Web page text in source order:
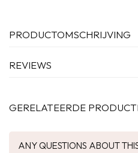
PRODUCTOMSCHRIJVING
REVIEWS
GERELATEERDE
ANY QUESTIONS ABOUT